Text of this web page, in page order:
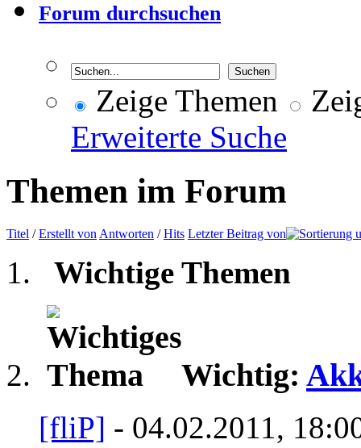
Forum durchsuchen
Zeige Themen
Erweiterte Suche
Themen im Forum
Titel /Erstellt von Antworten /Hits Letzter Beitrag von
Wichtige Themen
Wichtig:
[fliP] - 04.02.2011,